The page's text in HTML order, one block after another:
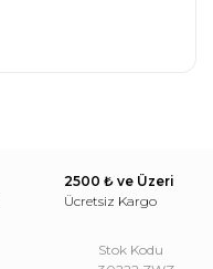
2500 ₺ ve Üzeri
Ücretsiz Kargo
Stok Kodu